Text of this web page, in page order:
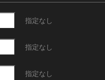
指定なし
指定なし
指定なし